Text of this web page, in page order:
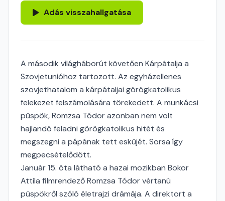
Adás visszahallgatása
A második világháborút követően Kárpátalja a
Szovjetunióhoz tartozott. Az egyházellenes
szovjethatalom a kárpátaljai görögkatolikus
felekezet felszámolására törekedett. A munkácsi
püspök, Romzsa Tódor azonban nem volt
hajlandó feladni görögkatolikus hitét és
megszegni a pápának tett esküjét. Sorsa így
megpecsételődött.
Január 15. óta látható a hazai mozikban Bokor
Attila filmrendező Romzsa Tódor vértanú
püspökről szóló életrajzi drámája. A direktort a